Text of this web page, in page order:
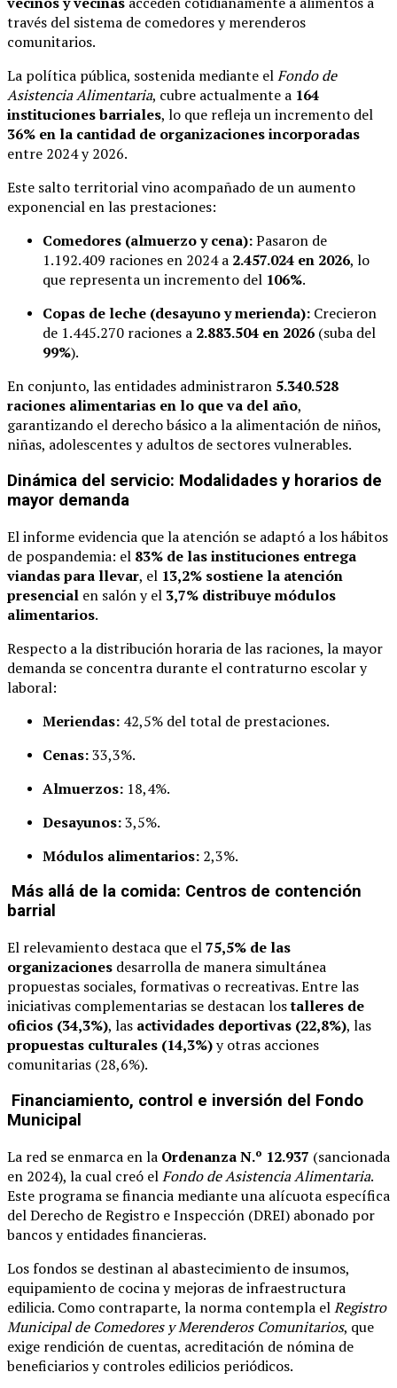
través del sistema de comedores y merenderos
comunitarios.
La política pública, sostenida mediante elFondo de
Asistencia Alimentaria, cubre actualmente a 164
instituciones barriales, lo que refleja un incremento del
36% en la cantidad de organizaciones incorporadas
entre 2024 y 2026.
Este salto territorial vino acompañado de un aumento
exponencial en las prestaciones:
Comedores (almuerzo y cena):Pasaron de
1.192.409 raciones en 2024 a 2.457.024 en 2026, lo
que representa un incremento del 106%.
Copas de leche (desayuno y merienda): Crecieron
de 1.445.270 raciones a 2.883.504 en 2026 (suba del
99%).
En conjunto, las entidades administraron 5.340.528
raciones alimentarias en lo que va del año,
garantizando el derecho básico a la alimentación de niños,
niñas, adolescentes y adultos de sectores vulnerables.
Dinámica del servicio: Modalidades y horarios de
mayor demanda
El informe evidencia que la atención se adaptó a los hábitos
de pospandemia: el 83% de las instituciones entrega
viandas para llevar, el 13,2% sostiene la atención
presencial en salón y el 3,7% distribuye módulos
alimentarios.
Respecto a la distribución horaria de las raciones, la mayor
demanda se concentra durante el contraturno escolar y
laboral:
Meriendas: 42,5% del total de prestaciones.
Cenas:33,3%.
Almuerzos: 18,4%.
Desayunos:3,5%.
Módulos alimentarios: 2,3%.
Más allá de la comida: Centros de contención
barrial
El relevamiento destaca que el75,5% de las
organizaciones desarrolla de manera simultánea
propuestas sociales, formativas o recreativas. Entre las
iniciativas complementarias se destacan lostalleres de
oficios (34,3%), las actividades deportivas (22,8%), las
propuestas culturales (14,3%)y otras acciones
comunitarias (28,6%).
Financiamiento, control e inversión del Fondo
Municipal
La red se enmarca en la Ordenanza N.º 12.937 (sancionada
en 2024), la cual creó elFondo de Asistencia Alimentaria.
Este programa se financia mediante una alícuota específica
del Derecho de Registro e Inspección (DREI) abonado por
bancos y entidades financieras.
Los fondos se destinan al abastecimiento de insumos,
equipamiento de cocina y mejoras de infraestructura
edilicia. Como contraparte, la norma contempla elRegistro
Municipal de Comedores y Merenderos Comunitarios, que
exige rendición de cuentas, acreditación de nómina de
beneficiarios y controles edilicios periódicos.